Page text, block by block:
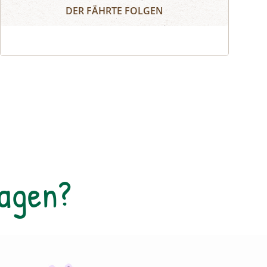
zusammengesetzt. Die Worte können
herumgeschoben oder zurechtgeschnitten
DER FÄHRTE FOLGEN